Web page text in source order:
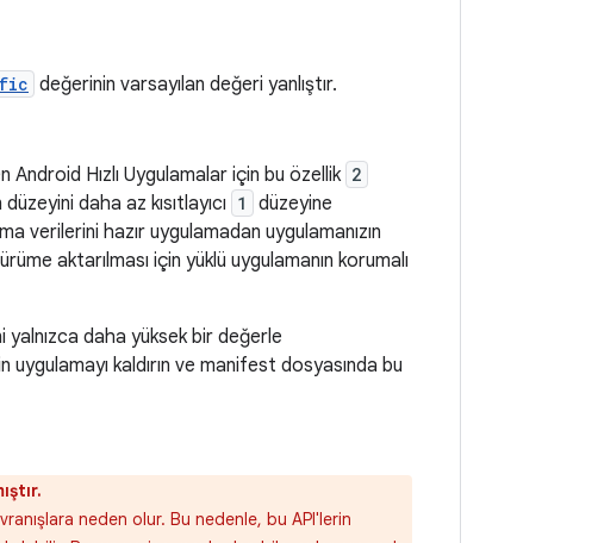
değerinin varsayılan değeri yanlıştır.
Hızlı Uygulamalar için bu özellik 2
daha az kısıtlayıcı 1
düzeyine
verilerini hazır uygulamadan uygulamanızın
aktarılması için yüklü uygulamanın korumalı
daha yüksek bir değerle
kaldırın ve manifest dosyasında bu
neden olur. Bu nedenle, bu API'lerin